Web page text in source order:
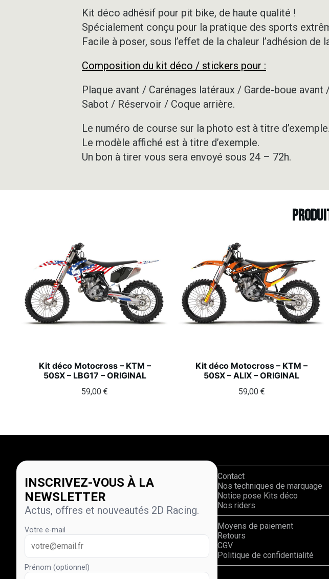
Kit déco adhésif pour pit bike, de haute qualité !
Spécialement conçu pour la pratique des sports
Facile à poser, sous l’effet de la chaleur l’adhésion de
Composition du kit déco / stickers pour :
Plaque avant / Carénages latéraux / Garde-boue avant
Sabot / Réservoir / Coque arrière.
Le numéro de course sur la photo est à titre d’exemple.
Le modèle affiché est à titre d’exemple.
Un bon à tirer vous sera envoyé sous 24 – 72h.
Kit déco Motocross – KTM –
50SX – LBG17 – ORIGINAL
59,00€
Kit déco Motocross – KTM –
50SX – ALIX – ORIGINAL
59,00 €
INSCRIVEZ-VOUS À LA
NEWSLETTER
Actus, offres et nouveautés 2D Racing.
Votre e-mail
Prénom (optionnel)
Contact
Nos techniques de marquage
Notice pose Kits déco
Nos riders
Moyens de paiement
Retours
CGV
Politique de confidentialité